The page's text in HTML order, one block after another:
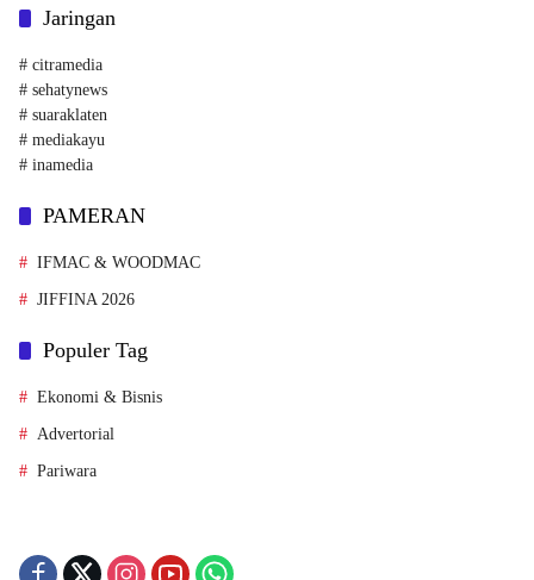
Jaringan
# citramedia
# sehatynews
# suaraklaten
# mediakayu
# inamedia
PAMERAN
IFMAC & WOODMAC
JIFFINA 2026
Populer Tag
Ekonomi & Bisnis
Advertorial
Pariwara